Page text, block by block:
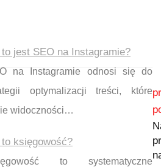
to jest SEO na Instagramie?
na Instagramie odnosi się do
optymalizacji treści, które
widoczności…
to księgowość?
to systematyczne